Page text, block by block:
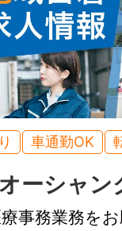
車通勤OK
シャン
事務業務を